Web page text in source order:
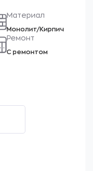
Материал
Монолит/Кирпич
Ремонт
С ремонтом